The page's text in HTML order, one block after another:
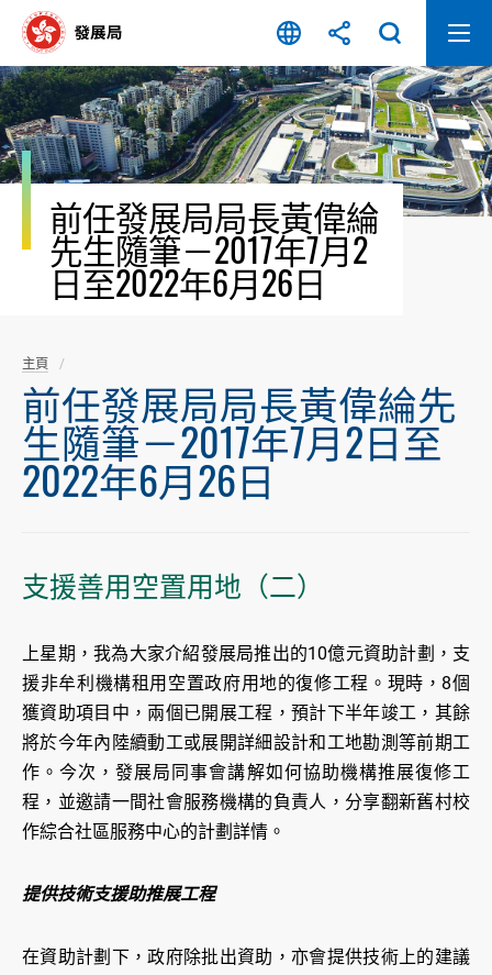
容
開
始
前任發展局局長黃偉綸
先生隨筆－2017年7月2
日至2022年6月26日
主頁
前任發展局局長黃偉綸先
生隨筆－2017年7月2日至
2022年6月26日
支援善用空置用地（二）
上星期，我為大家介紹發展局推出的10億元資助計劃，支
援非牟利機構租用空置政府用地的復修工程。現時，8個
獲資助項目中，兩個已開展工程，預計下半年竣工，其餘
將於今年內陸續動工或展開詳細設計和工地勘測等前期工
作。今次，發展局同事會講解如何協助機構推展復修工
程，並邀請一間社會服務機構的負責人，分享翻新舊村校
作綜合社區服務中心的計劃詳情。
提供技術支援助推展工程
在資助計劃下，政府除批出資助，亦會提供技術上的建議